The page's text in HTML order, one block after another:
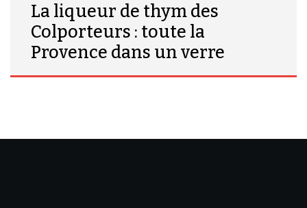
La liqueur de thym des
Colporteurs : toute la
Provence dans un verre